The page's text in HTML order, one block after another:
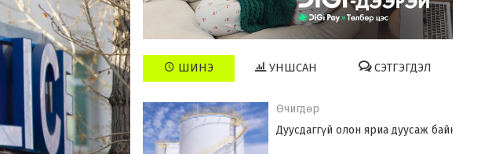
ШИНЭ УНШСАН СЭТГЭГДЭЛ
Өчигдөр
Дуусдаггүй олон яриа дуусаж байна